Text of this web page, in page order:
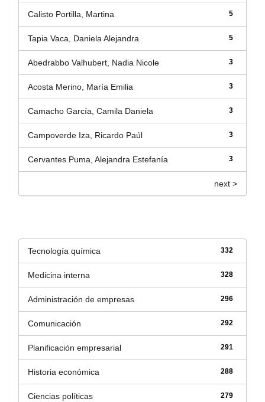
5
Calisto Portilla, Martina
5
Tapia Vaca, Daniela Alejandra
3
Abedrabbo Valhubert, Nadia Nicole
3
Acosta Merino, María Emilia
3
Camacho García, Camila Daniela
3
Campoverde Iza, Ricardo Paúl
3
Cervantes Puma, Alejandra Estefanía
next >
332
Tecnología química
328
Medicina interna
296
Administración de empresas
292
Comunicación
291
Planificación empresarial
288
Historia económica
279
Ciencias políticas